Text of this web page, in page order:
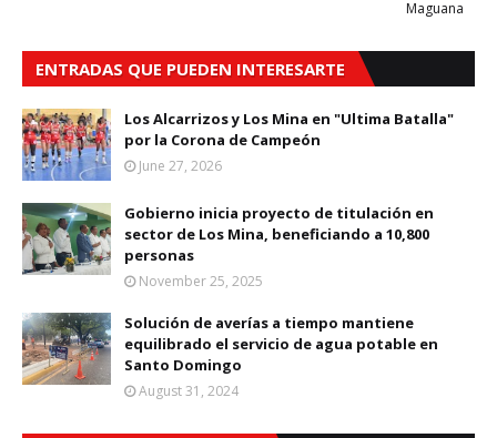
Maguana
ENTRADAS QUE PUEDEN INTERESARTE
Los Alcarrizos y Los Mina en "Ultima Batalla"
por la Corona de Campeón
June 27, 2026
Gobierno inicia proyecto de titulación en
sector de Los Mina, beneficiando a 10,800
personas
November 25, 2025
Solución de averías a tiempo mantiene
equilibrado el servicio de agua potable en
Santo Domingo
August 31, 2024